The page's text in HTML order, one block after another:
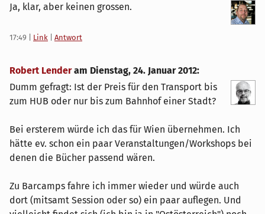
Ja, klar, aber keinen grossen.
17:49 Link Antwort
Robert Lenderam Dienstag, 24. Januar 2012:
Dumm gefragt: Ist der Preis für den Transport bis
zum HUB oder nur bis zum Bahnhof einer Stadt?
Bei ersterem würde ich das für Wien übernehmen. Ich
hätte ev. schon ein paar Veranstaltungen/Workshops bei
denen die Bücher passend wären.
Zu Barcamps fahre ich immer wieder und würde auch
dort (mitsamt Session oder so) ein paar auflegen. Und